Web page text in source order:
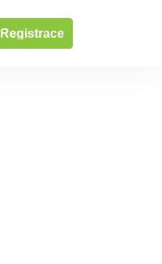
Registrace